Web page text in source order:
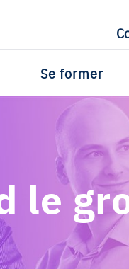
Se former
le